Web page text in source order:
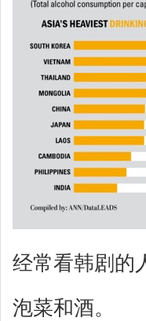
经常看韩剧的
泡菜和酒。